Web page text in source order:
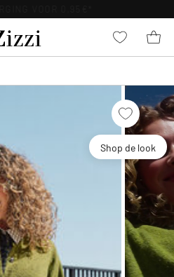
Shop de look